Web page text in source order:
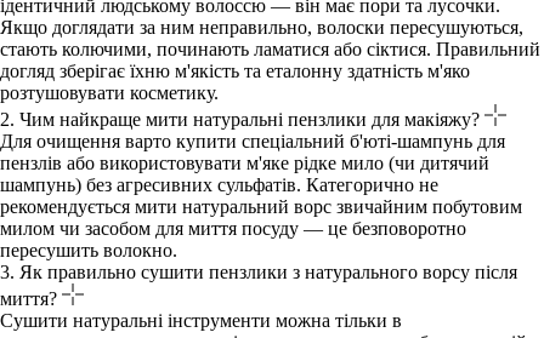
ідентичний людському волоссю — він має пори та лусочки.
Якщо доглядати за ним неправильно, волоски пересушуються,
стають колючими, починають ламатися або сіктися. Правильний
догляд зберігає їхню м'якість та еталонну здатність м'яко
розтушовувати косметику.
2. Чим найкраще мити натуральні пензлики для макіяжу?
Для очищення варто купити спеціальний б'юті-шампунь для
пензлів або використовувати м'яке рідке мило (чи дитячий
шампунь) без агресивних сульфатів. Категорично не
рекомендується мити натуральний ворс звичайним побутовим
милом чи засобом для миття посуду — це безповоротно
пересушить волокно.
3. Як правильно сушити пензлики з натурального ворсу після
миття?
Сушити натуральні інструменти можна тільки в